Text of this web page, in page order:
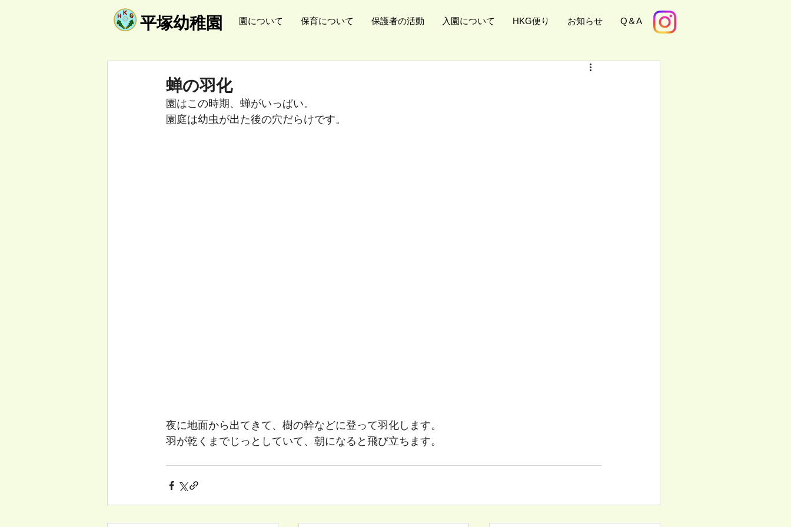
​平塚幼稚園 園について 保育について 保護者の活動 入園について HKG便り お知らせ Q＆A
蝉の羽化
園はこの時期、蝉がいっぱい。
園庭は幼虫が出た後の穴だらけです。
夜に地面から出てきて、樹の幹などに登って羽化します。
羽が乾くまでじっとしていて、朝になると飛び立ちます。